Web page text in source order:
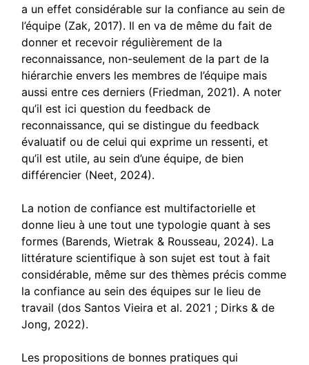
a un effet considérable sur la confiance au sein de
l’équipe (Zak, 2017). Il en va de même du fait de
donner et recevoir régulièrement de la
reconnaissance, non-seulement de la part de la
hiérarchie envers les membres de l’équipe mais
aussi entre ces derniers (Friedman, 2021). A noter
qu’il est ici question du feedback de
reconnaissance, qui se distingue du feedback
évaluatif ou de celui qui exprime un ressenti, et
qu’il est utile, au sein d’une équipe, de bien
différencier (Neet, 2024).
La notion de confiance est multifactorielle et
donne lieu à une tout une typologie quant à ses
formes (Barends, Wietrak & Rousseau, 2024). La
littérature scientifique à son sujet est tout à fait
considérable, même sur des thèmes précis comme
la confiance au sein des équipes sur le lieu de
travail (dos Santos Vieira et al. 2021 ; Dirks & de
Jong, 2022).
Les propositions de bonnes pratiques qui